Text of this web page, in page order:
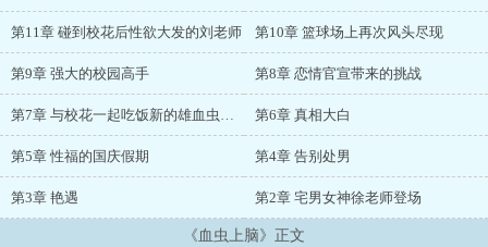
第11章 碰到校花后性欲大发的刘老师 第10章 篮球场上再次风头尽现
第9章 强大的校园高手 第8章 恋情官宣带来的挑战
第7章 与校花一起吃饭新的雄血虫宿主正式登场 第6章 真相大白
第5章 性福的国庆假期 第4章 告别处男
第3章 艳遇 第2章 宅男女神徐老师登场
《血虫上脑》正文